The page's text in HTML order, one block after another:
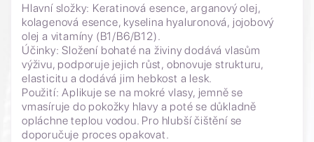
Hlavní složky: Keratinová esence, arganový olej,
kolagenová esence, kyselina hyaluronová, jojobový
olej a vitamíny (B1/B6/B12).
Účinky: Složení bohaté na živiny dodává vlasům
výživu, podporuje jejich růst, obnovuje strukturu,
elasticitu a dodává jim hebkost a lesk.
Použití: Aplikuje se na mokré vlasy, jemně se
vmasíruje do pokožky hlavy a poté se důkladně
opláchne teplou vodou. Pro hlubší čištění se
doporučuje proces opakovat.